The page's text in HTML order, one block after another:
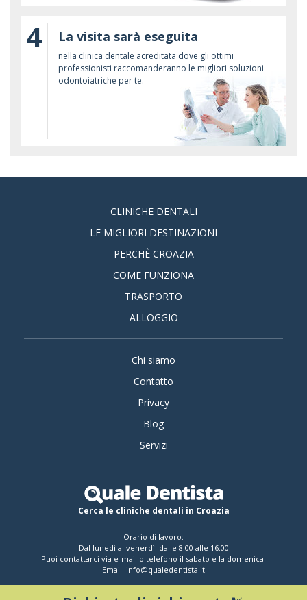
4 La visita sarà eseguita
nella clinica dentale acreditata dove gli ottimi
professionisti raccomanderanno le migliori soluzioni
odontoiatriche per te.
CLINICHE DENTALI
LE MIGLIORI DESTINAZIONI
PERCHÈ CROAZIA
COME FUNZIONA
TRASPORTO
ALLOGGIO
Chi siamo
Contatto
Privacy
Blog
Servizi
Cerca le cliniche dentali in Croazia
Orario di lavoro:
Dal lunedì al venerdì: dalle 8:00 alle 16:00
Puoi contattarci via e-mail o telefono il sabato e la domenica.
Email: info@qualedentista.it